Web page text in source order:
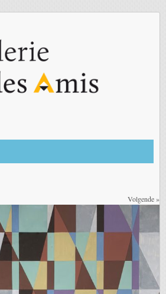
Volgende »